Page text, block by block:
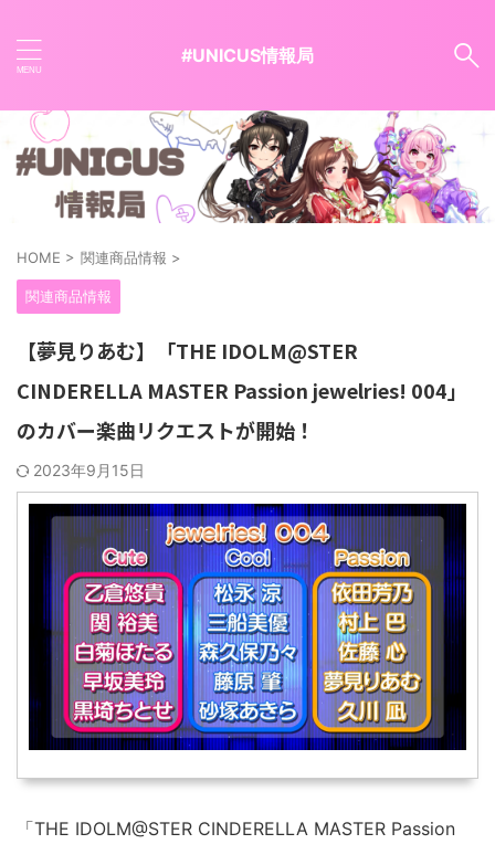
#UNICUS情報局
HOME > 関連商品情報 >
関連商品情報
【夢見りあむ】「THE IDOLM@STER
CINDERELLA MASTER Passion jewelries! 004」
のカバー楽曲リクエストが開始！
2023年9月15日
「THE IDOLM@STER CINDERELLA MASTER Passion